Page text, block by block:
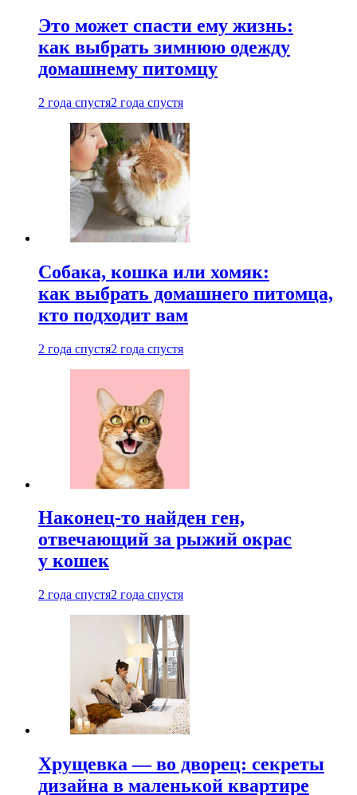
Это может спасти ему жизнь:
как выбрать зимнюю одежду
домашнему питомцу
2 года спустя2 года спустя
Собака, кошка или хомяк:
как выбрать домашнего питомца,
кто подходит вам
2 года спустя2 года спустя
Наконец-то найден ген,
отвечающий за рыжий окрас
у кошек
2 года спустя2 года спустя
Хрущевка — во дворец: секреты
дизайна в маленькой квартире